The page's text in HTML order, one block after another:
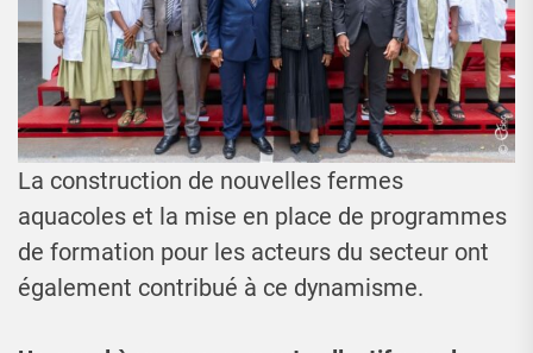
La construction de nouvelles fermes
aquacoles et la mise en place de programmes
de formation pour les acteurs du secteur ont
également contribué à ce dynamisme.